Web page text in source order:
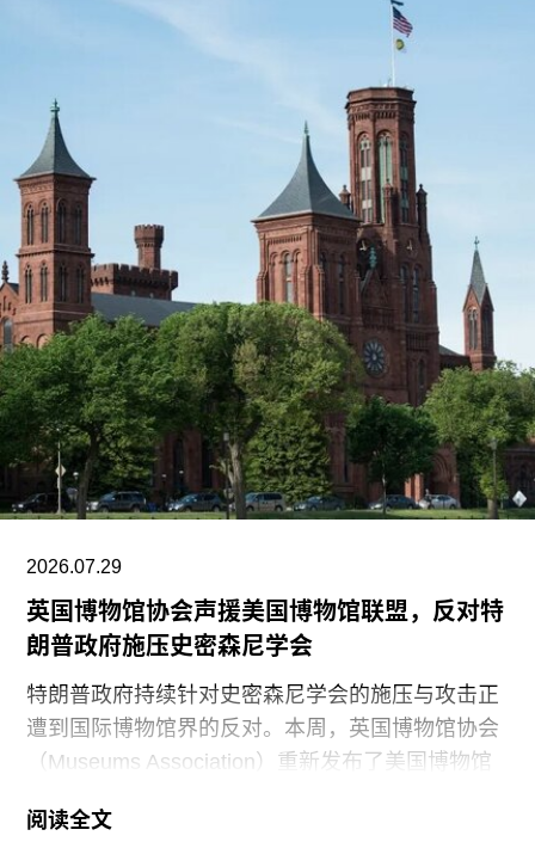
2026.07.29
英国博物馆协会声援美国博物馆联盟，反对特
朗普政府施压史密森尼学会
特朗普政府持续针对史密森尼学会的施压与攻击正
遭到国际博物馆界的反对。本周，英国博物馆协会
（Museums Association）重新发布了美国博物馆
月20日发表的一份声明，强烈谴责针对美国“国家
阅读全文